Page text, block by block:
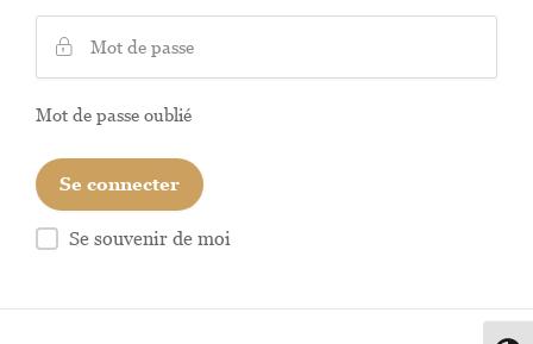
Mot de passe oublié
Se souvenir de moi